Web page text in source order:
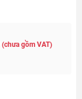
(chưa gồm VAT)